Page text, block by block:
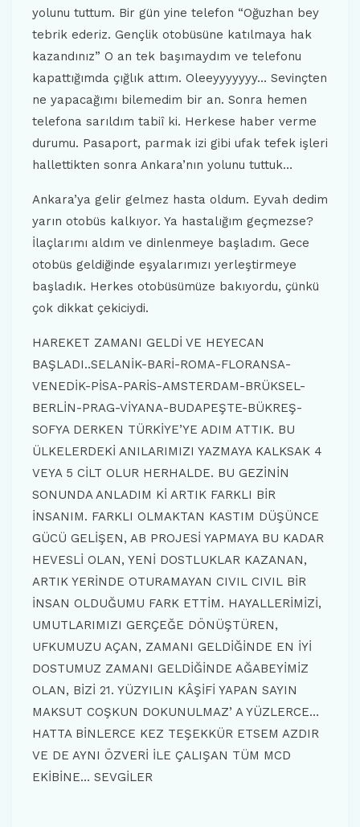
yolunu tuttum. Bir gün yine telefon “Oğuzhan bey
tebrik ederiz. Gençlik otobüsüne katılmaya hak
kazandınız” O an tek başımaydım ve telefonu
kapattığımda çığlık attım. Oleeyyyyyyy… Sevinçten
ne yapacağımı bilemedim bir an. Sonra hemen
telefona sarıldım tabiî ki. Herkese haber verme
durumu. Pasaport, parmak izi gibi ufak tefek işleri
hallettikten sonra Ankara’nın yolunu tuttuk…
Ankara’ya gelir gelmez hasta oldum. Eyvah dedim
yarın otobüs kalkıyor. Ya hastalığım geçmezse?
İlaçlarımı aldım ve dinlenmeye başladım. Gece
otobüs geldiğinde eşyalarımızı yerleştirmeye
başladık. Herkes otobüsümüze bakıyordu, çünkü
çok dikkat çekiciydi.
HAREKET ZAMANI GELDİ VE HEYECAN
BAŞLADI..SELANİK-BARİ-ROMA-FLORANSA-
VENEDİK-PİSA-PARİS-AMSTERDAM-BRÜKSEL-
BERLİN-PRAG-VİYANA-BUDAPEŞTE-BÜKREŞ-
SOFYA DERKEN TÜRKİYE’YE ADIM ATTIK. BU
ÜLKELERDEKİ ANILARIMIZI YAZMAYA KALKSAK 4
VEYA 5 CİLT OLUR HERHALDE. BU GEZİNİN
SONUNDA ANLADIM Kİ ARTIK FARKLI BİR
İNSANIM. FARKLI OLMAKTAN KASTIM DÜŞÜNCE
GÜCÜ GELİŞEN, AB PROJESİ YAPMAYA BU KADAR
HEVESLİ OLAN, YENİ DOSTLUKLAR KAZANAN,
ARTIK YERİNDE OTURAMAYAN CIVIL CIVIL BİR
İNSAN OLDUĞUMU FARK ETTİM. HAYALLERİMİZİ,
UMUTLARIMIZI GERÇEĞE DÖNÜŞTÜREN,
UFKUMUZU AÇAN, ZAMANI GELDİĞİNDE EN İYİ
DOSTUMUZ ZAMANI GELDİĞİNDE AĞABEYİMİZ
OLAN, BİZİ 21. YÜZYILIN KÂŞİFİ YAPAN SAYIN
MAKSUT COŞKUN DOKUNULMAZ’ A YÜZLERCE…
HATTA BİNLERCE KEZ TEŞEKKÜR ETSEM AZDIR
VE DE AYNI ÖZVERİ İLE ÇALIŞAN TÜM MCD
EKİBİNE… SEVGİLER